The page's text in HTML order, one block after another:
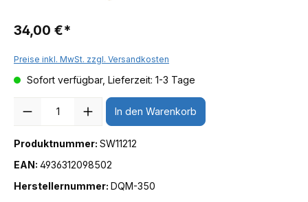
34,00 €*
Preise inkl. MwSt. zzgl. Versandkosten
Sofort verfügbar, Lieferzeit: 1-3 Tage
In den Warenkorb
Produktnummer: SW11212
EAN: 4936312098502
Herstellernummer: DQM-350